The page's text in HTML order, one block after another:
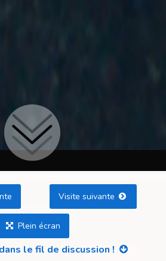
Plein écran
le fil de discussion !
Visite suivante